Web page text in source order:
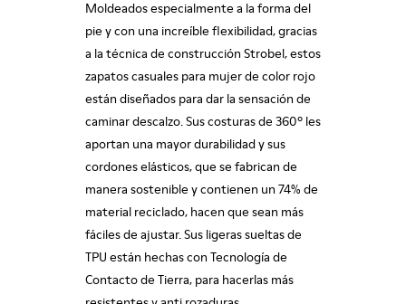
Moldeados especialmente a la forma del
pie y con una increíble flexibilidad, gracias
a la técnica de construcción Strobel, estos
zapatos casuales para mujer de color rojo
están diseñados para dar la sensación de
caminar descalzo. Sus costuras de 360º les
aportan una mayor durabilidad y sus
cordones elásticos, que se fabrican de
manera sostenible y contienen un 74% de
material reciclado, hacen que sean más
fáciles de ajustar. Sus ligeras sueltas de
TPU están hechas con Tecnología de
Contacto de Tierra, para hacerlas más